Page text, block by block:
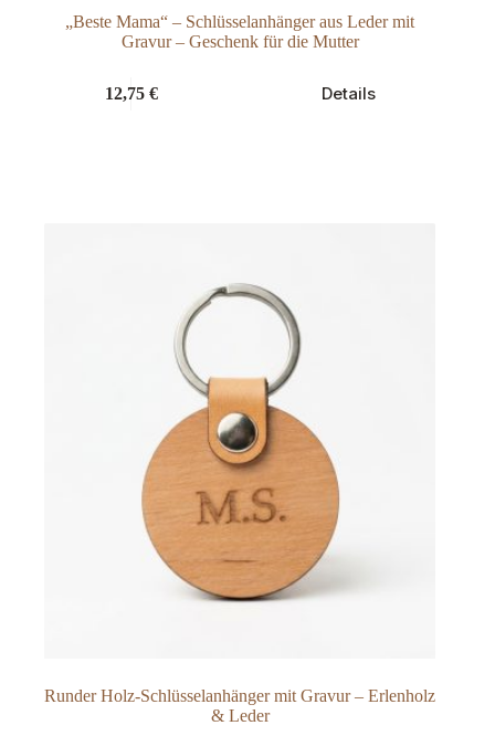
„Beste Mama“ – Schlüsselanhänger aus Leder mit
Gravur – Geschenk für die Mutter
12,75 € Details
Runder Holz-Schlüsselanhänger mit Gravur – Erlenholz
& Leder